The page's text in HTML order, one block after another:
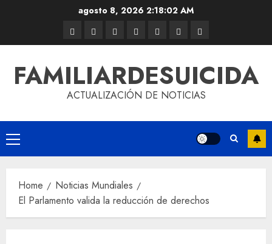
agosto 8, 2026 2:18:03 AM
FAMILIARDESUICIDA
ACTUALIZACIÓN DE NOTICIAS
Home
Noticias Mundiales
El Parlamento valida la reducción de derechos